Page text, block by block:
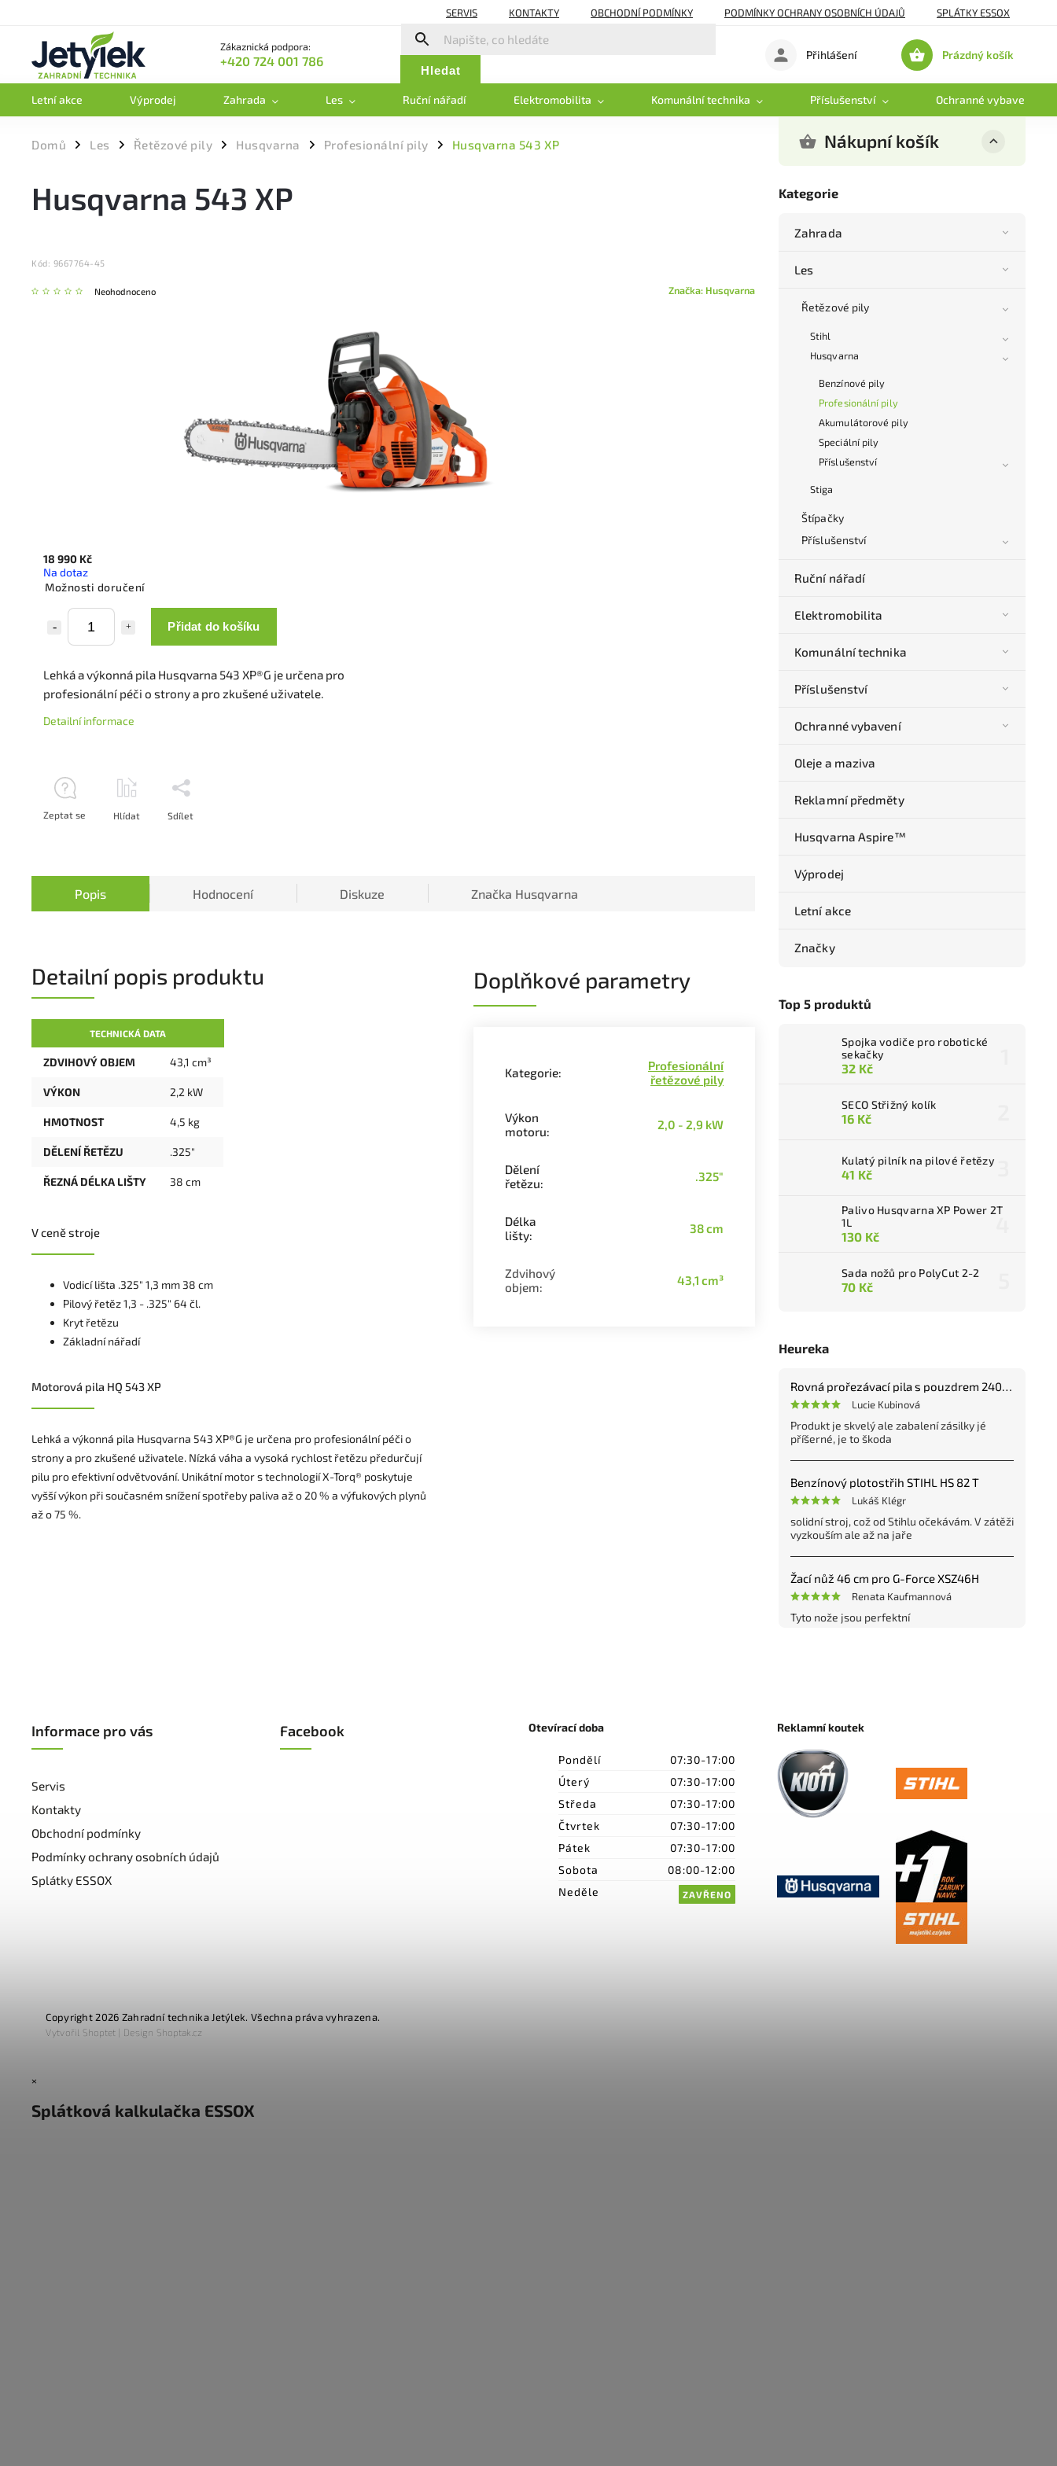
SERVIS KONTAKTY OBCHODNÍ PODMÍNKY PODMÍNKY OCHRANY OSOBNÍCH ÚDAJŮ SPLÁTKY ESSOX
Zákaznická podpora:
+420 724 001 786
Hledat
Nákupní
Prázdný košík
Přihlášení
Letní akce Výprodej Zahrada Les Ruční nářadí Elektromobilita Komunální technika Příslušenství Ochranné vybavení
Domů / Les / Řetězové pily / Husqvarna / Profesionální pily / Husqvarna 543 XP Nákupní košík
Kategorie
Zahrada
Les
Řetězové pily
Stihl
Husqvarna
Benzínové pily
Profesionální pily
Akumulátorové pily
Speciální pily
Příslušenství
Stiga
Štípačky
Příslušenství
Ruční nářadí
Elektromobilita
Komunální technika
Příslušenství
Ochranné vybavení
Oleje a maziva
Reklamní předměty
Husqvarna Aspire™
Výprodej
Letní akce
Značky
Top 5 produktů
Spojka vodiče pro robotické
sekačky
32 Kč
SECO Střižný kolík
16 Kč
Kulatý pilník na pilové řetězy
41 Kč
Palivo Husqvarna XP Power 2T
1L
130 Kč
Sada nožů pro PolyCut 2-2
70 Kč
Heureka
Rovná prořezávací pila s pouzdrem 240 mm
Lucie Kubinová
Produkt je skvelý ale zabalení zásilky jé
příšerné, je to škoda
Benzínový plotostřih STIHL HS 82 T
Lukáš Klégr
solidní stroj, což od Stihlu očekávám. V zátěži
vyzkouším ale až na jaře
Žací nůž 46 cm pro G-Force XSZ46H
Renata Kaufmannová
Tyto nože jsou perfektní
Husqvarna 543 XP
Kód: 9667764-45
Neohodnoceno Značka: Husqvarna
18 990 Kč
Na dotaz
Možnosti doručení
Přidat do košíku
Lehká a výkonná pila Husqvarna 543 XP®G je určena pro
profesionální péči o strony a pro zkušené uživatele.
Detailní informace
Zeptat se Hlídat Sdílet
Popis Hodnocení Diskuze Značka Husqvarna
Detailní popis produktu
TECHNICKÁ DATA
ZDVIHOVÝ OBJEM 43,1 cm³
VÝKON 2,2 kW
HMOTNOST 4,5 kg
DĚLENÍ ŘETĚZU .325"
ŘEZNÁ DÉLKA LIŠTY 38 cm
V ceně stroje
Vodicí lišta .325" 1,3 mm 38 cm
Pilový řetěz 1,3 - .325" 64 čl.
Kryt řetězu
Základní nářadí
Motorová pila HQ 543 XP
Lehká a výkonná pila Husqvarna 543 XP®G je určena pro profesionální péči o
strony a pro zkušené uživatele. Nízká váha a vysoká rychlost řetězu předurčují
pilu pro efektivní odvětvování. Unikátní motor s technologií X-Torq® poskytuje
vyšší výkon při současném snížení spotřeby paliva až o 20 % a výfukových plynů
až o 75 %.
Doplňkové parametry
Kategorie:
Profesionální
řetězové pily
Výkon
motoru: 2,0 - 2,9 kW
Dělení
řetězu: .325"
Délka
lišty: 38 cm
Zdvihový
objem: 43,1 cm³
Informace pro vás
Servis
Kontakty
Obchodní podmínky
Podmínky ochrany osobních údajů
Splátky ESSOX
Facebook Otevírací doba
Pondělí
07:30-17:00
Úterý
07:30-17:00
Středa
07:30-17:00
Čtvrtek
07:30-17:00
Pátek
07:30-17:00
Sobota
08:00-12:00
Neděle
ZAVŘENO
Reklamní koutek
Copyright 2026 Zahradní technika Jetýlek. Všechna práva vyhrazena.
VytvořilShoptet | DesignShoptak.cz
×
Splátková kalkulačka ESSOX